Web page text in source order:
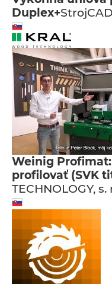
Duplex+
Weinig
profilovať (SVK
TECHNOLOGY, s.